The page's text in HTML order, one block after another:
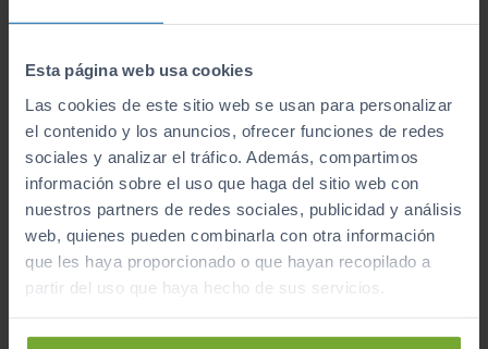
Esta página web usa cookies
Las cookies de este sitio web se usan para personalizar
el contenido y los anuncios, ofrecer funciones de redes
sociales y analizar el tráfico. Además, compartimos
información sobre el uso que haga del sitio web con
nuestros partners de redes sociales, publicidad y análisis
web, quienes pueden combinarla con otra información
que les haya proporcionado o que hayan recopilado a
partir del uso que haya hecho de sus servicios.
SEAT
ARONA
3.895 km
2026
Manual
22.900
272 €/mes
C